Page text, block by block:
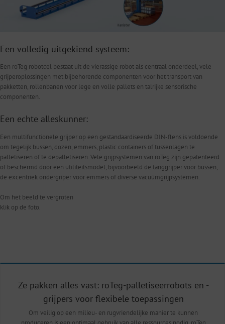
Een volledig uitgekiend systeem:
Een roTeg robotcel bestaat uit de vierassige robot als centraal onderdeel, vele
grijperoplossingen met bijbehorende componenten voor het transport van
pakketten, rollenbanen voor lege en volle pallets en talrijke sensorische
componenten.
Een echte alleskunner:
Een multifunctionele grijper op een gestandaardiseerde DIN-flens is voldoende
om tegelijk bussen, dozen, emmers, plastic containers of tussenlagen te
palletiseren of te depalletiseren. Vele grijpsystemen van roTeg zijn gepatenteerd
of beschermd door een utiliteitsmodel, bijvoorbeeld de tanggrijper voor bussen,
de excentriek ondergriper voor emmers of diverse vacuümgrijpsystemen.
Om het beeld te vergroten
klik op de foto.
Ze pakken alles vast: roTeg-palletiseerrobots en -
grijpers voor flexibele toepassingen
Om veilig op een milieu- en rugvriendelijke manier te kunnen